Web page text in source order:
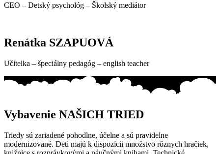
CEO – Detský psychológ – Školský mediátor
Renátka SZAPUOVÁ
Učitelka – špeciálny pedagóg – english teacher
Vybavenie NAŠICH TRIED
Triedy sú zariadené pohodlne, účelne a sú pravidelne
modernizované. Deti majú k dispozícii množstvo rôznych hračiek,